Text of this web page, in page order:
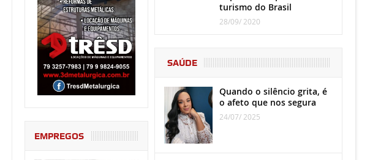
EMPREGOS
turismo do Brasil
28/09/ 2020
SAÚDE
Quando o silêncio grita, é
o afeto que nos segura
24/07/ 2025